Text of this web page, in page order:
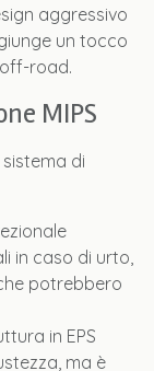
aggressivo
un tocco
road.
MIPS
di
in caso di urto,
potrebbero
in EPS
ma è